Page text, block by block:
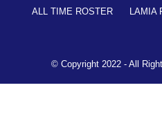
ALL TIME ROSTER
LAMIA
© Copyright 2022 - All